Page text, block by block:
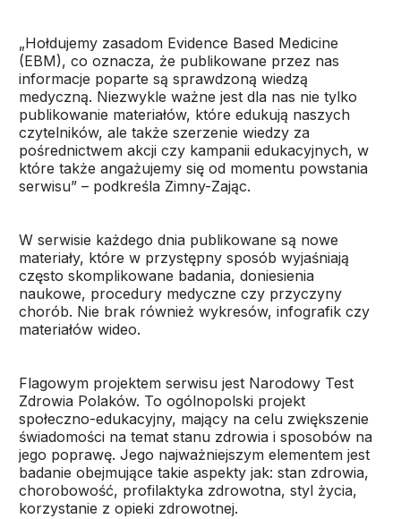
„Hołdujemy zasadom Evidence Based Medicine
(EBM), co oznacza, że publikowane przez nas
informacje poparte są sprawdzoną wiedzą
medyczną. Niezwykle ważne jest dla nas nie tylko
publikowanie materiałów, które edukują naszych
czytelników, ale także szerzenie wiedzy za
pośrednictwem akcji czy kampanii edukacyjnych, w
które także angażujemy się od momentu powstania
serwisu” – podkreśla Zimny-Zając.
W serwisie każdego dnia publikowane są nowe
materiały, które w przystępny sposób wyjaśniają
często skomplikowane badania, doniesienia
naukowe, procedury medyczne czy przyczyny
chorób. Nie brak również wykresów, infografik czy
materiałów wideo.
Flagowym projektem serwisu jest Narodowy Test
Zdrowia Polaków. To ogólnopolski projekt
społeczno-edukacyjny, mający na celu zwiększenie
świadomości na temat stanu zdrowia i sposobów na
jego poprawę. Jego najważniejszym elementem jest
badanie obejmujące takie aspekty jak: stan zdrowia,
chorobowość, profilaktyka zdrowotna, styl życia,
korzystanie z opieki zdrowotnej.